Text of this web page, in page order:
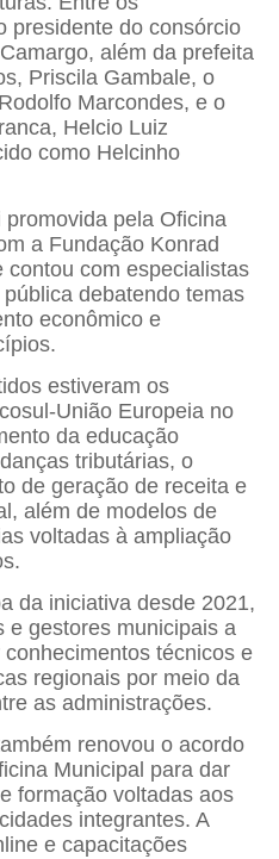
presidente do consórcio
além da prefeita
, Priscila Gambale, o
Marcondes, e o
, Helcio Luiz
como Helcinho
pela Oficina
a Fundação Konrad
com especialistas
debatendo temas
econômico e
estiveram os
União Europeia no
da educação
tributárias, o
de geração de receita e
além de modelos de
voltadas à ampliação
da iniciativa desde 2021,
e gestores municipais a
técnicos e
regionais por meio da
as administrações.
renovou o acordo
Municipal para dar
formação voltadas aos
integrantes. A
e capacitações